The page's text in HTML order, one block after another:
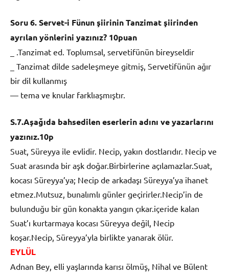
Soru 6. Servet-i Fünun şiirinin Tanzimat şiirinden
ayrılan yönlerini yazınız? 10puan
_ .Tanzimat ed. Toplumsal, servetifünün bireyseldir
_ Tanzimat dilde sadeleşmeye gitmiş, Servetifünün ağır
bir dil kullanmış
— tema ve knular farklıaşmıştır.
S.7.Aşağıda bahsedilen eserlerin adını ve yazarlarını
yazınız.10p
Suat, Süreyya ile evlidir. Necip, yakın dostlarıdır. Necip ve
Suat arasında bir aşk doğar.Birbirlerine açılamazlar.Suat,
kocası Süreyya’ya; Necip de arkadaşı Süreyya’ya ihanet
etmez.Mutsuz, bunalımlı günler geçirirler.Necip’in de
bulunduğu bir gün konakta yangın çıkar.içeride kalan
Suat’ı kurtarmaya kocası Süreyya değil, Necip
koşar.Necip, Süreyya’yla birlikte yanarak ölür.
EYLÜL
Adnan Bey, elli yaşlarında karısı ölmüş, Nihal ve Bülent